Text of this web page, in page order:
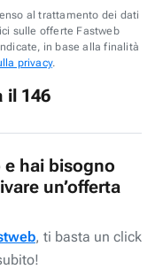
al trattamento dei dati
sulle offerte Fastweb
in base alla finalità
privacy.
il 146
e hai bisogno
un’offerta
, ti basta un click